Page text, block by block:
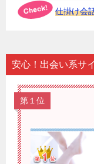
仕掛け会
安心！出会い系サ
第１位